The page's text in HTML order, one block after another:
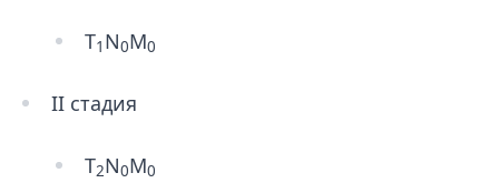
T1 N0M0
II стадия
T2N0M0